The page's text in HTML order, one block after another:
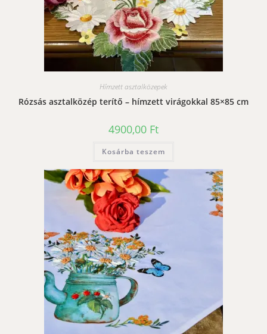
Hímzett asztalközepek
Rózsás asztalközép terítő – hímzett virágokkal 85×85 cm
4900,00 Ft
Kosárba teszem